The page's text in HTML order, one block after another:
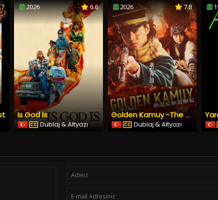
2026 6.6
Is God Is
Dublaj & Altyazı
2026 7.8
Golden Kamuy -The Abashiri Prison Raid
Dublaj & Altyazı